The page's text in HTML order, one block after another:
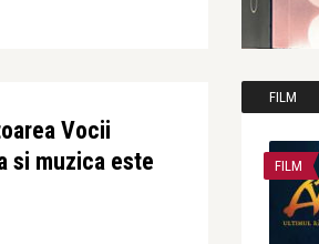
Vocii
si muzica este
FILM
FILM